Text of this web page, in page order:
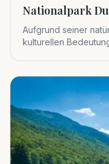
Nationalpark
Aufgrund seiner
kulturellen